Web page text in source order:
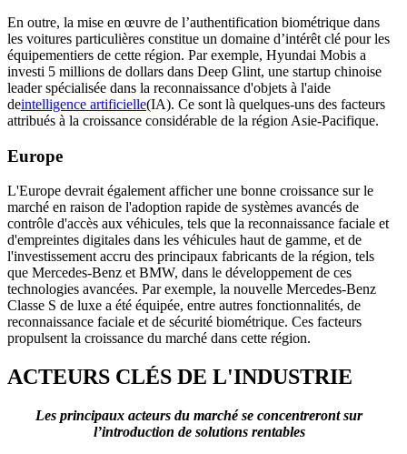
En outre, la mise en œuvre de l’authentification biométrique dans
les voitures particulières constitue un domaine d’intérêt clé pour les
équipementiers de cette région. Par exemple, Hyundai Mobis a
investi 5 millions de dollars dans Deep Glint, une startup chinoise
leader spécialisée dans la reconnaissance d'objets à l'aide
deintelligence artificielle(IA). Ce sont là quelques-uns des facteurs
attribués à la croissance considérable de la région Asie-Pacifique.
Europe
L'Europe devrait également afficher une bonne croissance sur le
marché en raison de l'adoption rapide de systèmes avancés de
contrôle d'accès aux véhicules, tels que la reconnaissance faciale et
d'empreintes digitales dans les véhicules haut de gamme, et de
l'investissement accru des principaux fabricants de la région, tels
que Mercedes-Benz et BMW, dans le développement de ces
technologies avancées. Par exemple, la nouvelle Mercedes-Benz
Classe S de luxe a été équipée, entre autres fonctionnalités, de
reconnaissance faciale et de sécurité biométrique. Ces facteurs
propulsent la croissance du marché dans cette région.
ACTEURS CLÉS DE L'INDUSTRIE
Les principaux acteurs du marché se concentreront sur
l’introduction de solutions rentables